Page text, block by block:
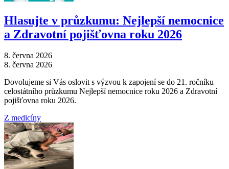
Hlasujte v průzkumu: Nejlepší nemocnice
a Zdravotní pojišťovna roku 2026
8. června 2026
8. června 2026
Dovolujeme si Vás oslovit s výzvou k zapojení se do 21. ročníku
celostátního průzkumu Nejlepší nemocnice roku 2026 a Zdravotní
pojišťovna roku 2026.
Z medicíny